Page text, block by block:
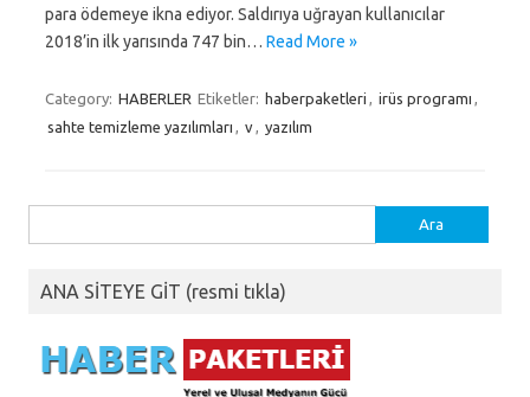
para ödemeye ikna ediyor. Saldırıya uğrayan kullanıcılar
2018’in ilk yarısında 747 bin… Read More »
Category: HABERLER Etiketler: haberpaketleri , irüs programı ,
sahte temizleme yazılımları , v, yazılım
ANA SİTEYE GİT (resmi tıkla)